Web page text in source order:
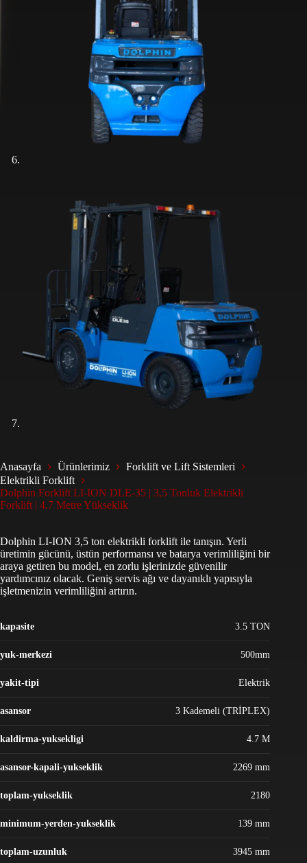
Anasayfa Ürünlerimiz
Forklift ve Lift Sistemleri
Elektrikli Forklift
Dolphin Forklift LI-ION DLE-35 | 3,5 Tonluk Elektrikli
Forklift | 4.7 Metre Yükseklik
Dolphin LI-ION 3,5 ton elektrikli forklift ile tanışın. Yerli
üretimin gücünü, üstün performansı ve batarya verimliliğini bir
araya getiren bu model, en zorlu işlerinizde güvenilir
yardımcınız olacak. Geniş servis ağı ve dayanıklı yapısıyla
işletmenizin verimliliğini artırın.
kapasite 3.5 TON
yuk-merkezi 500mm
yakit-tipi Elektrik
asansor 3 Kademeli (TRİPLEX)
kaldirma-yuksekligi 4.7 M
asansor-kapali-yukseklik 2269 mm
toplam-yukseklik 2180
minimum-yerden-yukseklik 139 mm
toplam-uzunluk 3945 mm